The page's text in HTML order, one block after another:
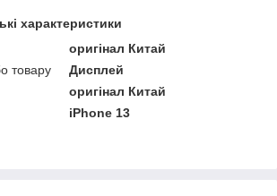
характеристики
оригінал Китай
товару
Дисплей
оригінал Китай
iPhone 13